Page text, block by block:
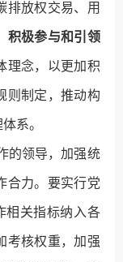
排放权交易、用
积极参与和引领
理念，以更加积
则制定，推动构
系。
的领导，加强统
合力。要实行党
相关指标纳入各
考核权重，加强